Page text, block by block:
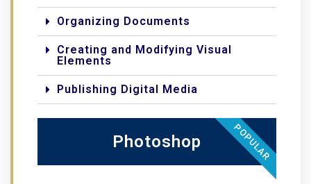
Organizing Documents
Creating and Modifying Visual
Elements
Publishing Digital Media
Photoshop POPULAR